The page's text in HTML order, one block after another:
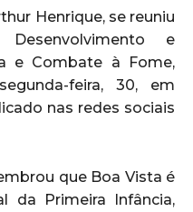
Henrique, se reuniu
e
e Combate à Fome,
feira, 30, em
nas redes sociais
que Boa Vista é
da Primeira Infância,